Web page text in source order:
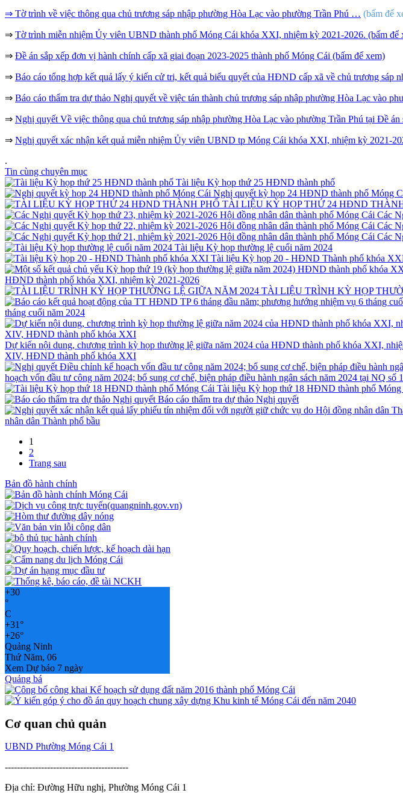
⇒ Tờ trình về việc thông qua chủ trương sáp nhập phường Hòa Lạc vào phường Trần Phú … (bấm để
⇒ Tờ trình miễn nhiệm Ủy viên UBND thành phố Móng Cái khóa XXI, nhiệm kỳ 2021-2026. (bấm để
⇒ Đề án sắp xếp đơn vị hành chính cấp xã giai đoạn 2023-2025 thành phố Móng Cái (bấm để xem)
⇒ Báo cáo tổng hợp kết quả lấy ý kiến cử tri, kết quả biểu quyết của HĐND cấp xã về chủ trương sáp
⇒ Báo cáo thẩm tra dự thảo Nghị quyết về việc tán thành chủ trương sáp nhập phường Hòa Lạc vào
⇒ Nghị quyết Về việc thông qua chủ trương sáp nhập phường Hòa Lạc vào phường Trần Phú tại Đề
⇒ Nghị quyết xác nhận kết quả miễn nhiệm Ủy viên UBND tp Móng Cái khóa XXI, nhiệm kỳ 2021-
.
Tin cùng chuyên mục
Tài liệu Kỳ họp thứ 25 HĐND thành phố
Nghị quyết kỳ họp 24 HĐND thành phố Móng
TÀI LIỆU KỲ HỌP THỨ 24 HĐND
Các
Các
Các
Tài liệu Kỳ họp thường lệ cuối năm 2024
Tài liệu Kỳ họp 20 - HĐND Thành phố khóa
HĐND thành phố khóa XXI, nhiệm kỳ 2021-2026
TÀI LIỆU TRÌNH KỲ HỌP
tháng cuối năm 2024
Dự kiến nội dung, chương trình kỳ họp thường lệ giữa năm 2024 của HĐND thành phố khóa XXI,
XIV, HĐND thành phố khóa XXI
hoạch vốn đầu tư công năm 2024; bổ sung cơ chế, biện pháp điều hành ngân sách năm 2024 tại NQ
Tài liệu Kỳ họp thứ 18 HĐND thành phố Móng
Báo cáo thẩm tra dự thảo Nghị quyết
nhân dân Thành phố bầu
1
2
Trang sau
Bản đồ hành chính
+30
°
C
+31°
+26°
Quảng Ninh
Thứ Năm, 06
Xem Dự báo 7 ngày
Quảng bá
Cơ quan chủ quản
UBND Phường Móng Cái 1
-----------------------------------------
Địa chỉ: Đường Hữu nghị, Phường Móng Cái 1